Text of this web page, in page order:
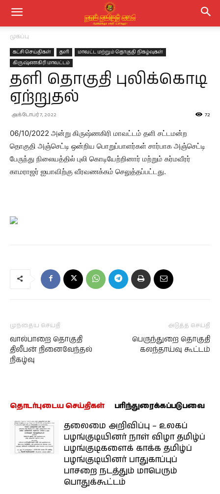
முகப்பு
கட்சி செய்திகள் தளி
மாவட்ட மற்றும் தொகுதி நிகழ்வுகள்
கிருஷ்ணகிரி மாவட்டம்
தளி தொகுதி புலிக்கொடி
ஏற்றுதல்
அக்டோபர் 7, 2022 72
06/10/2022 அன்று கிருஷ்ணகிரி மாவட்டம் தளி சட்டமன்ற
தொகுதி அஞ்செட்டி ஒன்றிய பொறுப்பாளர்கள் சார்பாக அஞ்செட்டி
பேருந்து நிலையத்தில் புலி கொடியேற்றினார் மற்றும் கர்மவீரர்
காமராஜர் ஐயாவிற்கு வீரவணக்கம் செலுத்தப்பட்டது.
முந்தைய செய்தி
வால்பாறை தொகுதி
திலீபன் நினைவேந்தல்
நிகழ்வு
அடுத்த செய்தி
பெருந்துறை தொகுதி
கலந்தாய்வு கூட்டம்
தொடர்புடைய செய்திகள் பரிந்துரைக்கப்படுபவை
தலைமை அறிவிப்பு – உலகப்
பழங்குடியினர் நாள் விழா தமிழ்ப்
பழங்குடிகளைக் காக்க தமிழ்ப்
பழங்குடியினர் பாதுகாப்புப்
பாசறை நடத்தும் மாபெரும்
பொதுக்கூட்டம்